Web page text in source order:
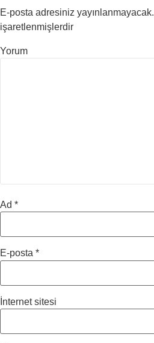
E-posta adresiniz yayınlanmayacak.
işaretlenmişlerdir
Yorum
Ad *
E-posta *
İnternet sitesi